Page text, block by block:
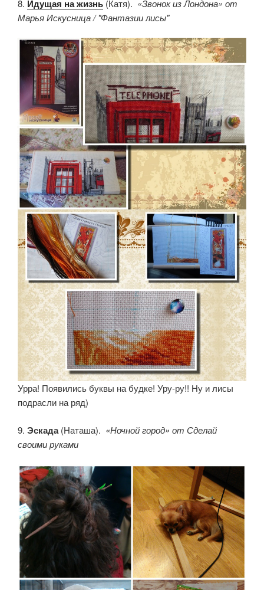
8. Идущая на жизнь (Катя). «Звонок из Лондона» от
Марья Искусница / "Фантазии лисы"
Урра! Появились буквы на будке! Уру-ру!! Ну и лисы
подрасли на ряд)
9. Эскада(Наташа). «Ночной город» от Сделай
своими руками